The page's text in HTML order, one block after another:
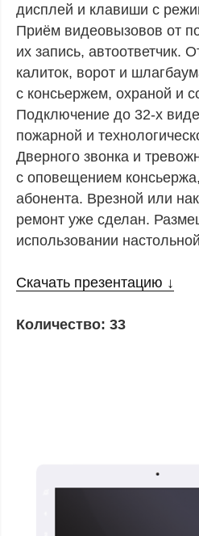
дисплей и клавиши с
Приём видеовызовов от
их запись, автоответчик.
калиток, ворот и
с консьержем, охраной и
Подключение до 32-х
пожарной и
Дверного звонка и
с оповещением
абонента. Врезной или
ремонт уже сделан.
использовании
Скачать презентацию ↓
Количество: 33